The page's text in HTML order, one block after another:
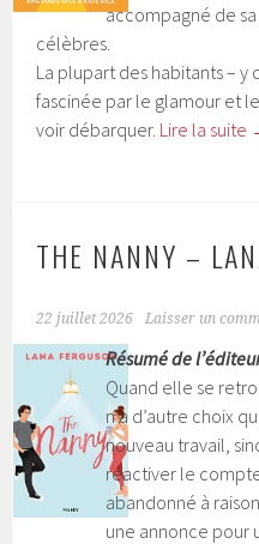
accompagné de sa
célèbres.
La plupart des habitants – y
fascinée par le glamour et
voir débarquer. Lire la suite
THE NANNY –
22 juillet 2026 Laisser un
Résumé de
Quand elle se
n’a d’autre choix
nouveau travail,
réactiver le
abandonné à
une annonce pour